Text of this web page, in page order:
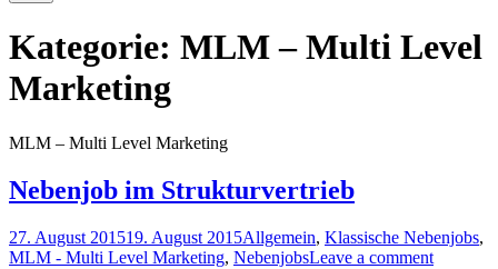
Kategorie: MLM – Multi Level
Marketing
MLM – Multi Level Marketing
Nebenjob im Strukturvertrieb
27. August 201519. August 2015Allgemein, Klassische Nebenjobs,
MLM - Multi Level Marketing, NebenjobsLeave a comment